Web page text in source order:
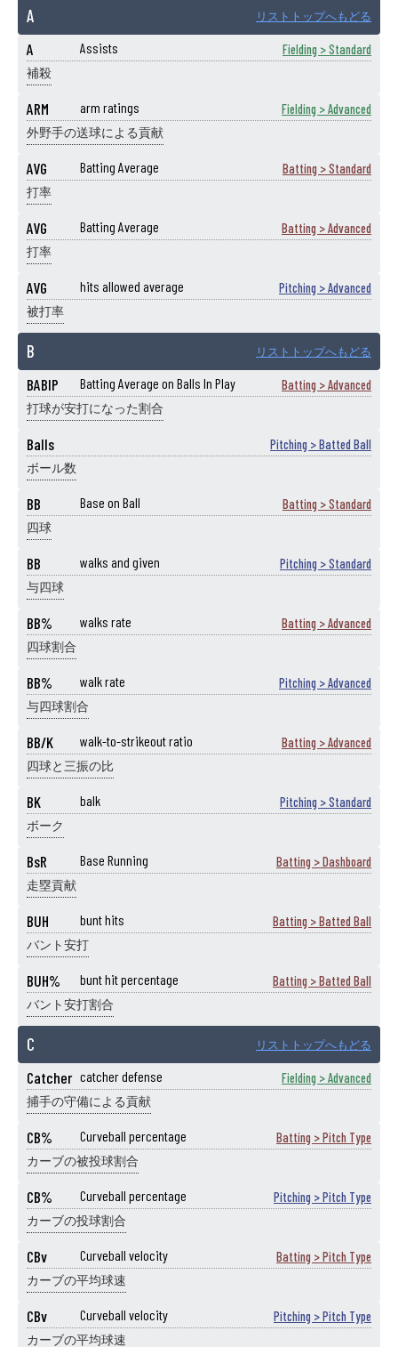
A リストトップへもどる
A Assists Fielding > Standard
補殺
ARM arm ratings Fielding > Advanced
外野手の送球による貢献
AVG Batting Average Batting > Standard
打率
AVG Batting Average Batting > Advanced
打率
AVG hits allowed average Pitching > Advanced
被打率
B リストトップへもどる
BABIP Batting Average on Balls In Play Batting > Advanced
打球が安打になった割合
Balls Pitching > Batted Ball
ボール数
BB Base on Ball Batting > Standard
四球
BB walks and given Pitching > Standard
与四球
BB% walks rate Batting > Advanced
四球割合
BB% walk rate Pitching > Advanced
与四球割合
BB/K walk-to-strikeout ratio Batting > Advanced
四球と三振の比
BK balk Pitching > Standard
ボーク
BsR Base Running Batting > Dashboard
走塁貢献
BUH bunt hits Batting > Batted Ball
バント安打
BUH% bunt hit percentage Batting > Batted Ball
バント安打割合
C リストトップへもどる
Catcher catcher defense Fielding > Advanced
捕手の守備による貢献
CB% Curveball percentage Batting > Pitch Type
カーブの被投球割合
CB% Curveball percentage Pitching > Pitch Type
カーブの投球割合
CBv Curveball velocity Batting > Pitch Type
カーブの平均球速
CBv Curveball velocity Pitching > Pitch Type
カーブの平均球速